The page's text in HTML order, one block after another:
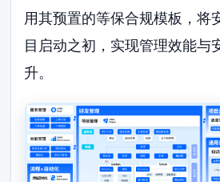
用其预置的等保合规模板，将
目启动之初，实现管理效能与
升。